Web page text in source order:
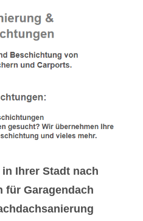
Ihrer Stadt nach
für Garagendach